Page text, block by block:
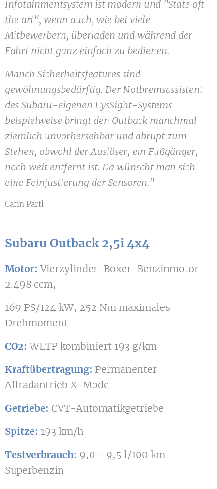
Infotainmentsystem ist modern und "State oft
the art", wenn auch, wie bei viele
Mitbewerbern, überladen und während der
Fahrt nicht ganz einfach zu bedienen.
Manch Sicherheitsfeatures sind
gewöhnungsbedürftig. Der Notbremsassistent
des Subaru-eigenen EysSight-Systems
beispielweise bringt den Outback manchmal
ziemlich unvorhersehbar und abrupt zum
Stehen, obwohl der Auslöser, ein Fußgänger,
noch weit entfernt ist. Da wünscht man sich
eine Feinjustierung der Sensoren."
Carin Partl
Subaru Outback 2,5i 4x4
Motor: Vierzylinder-Boxer-Benzinmotor
2.498 ccm,
169 PS/124 kW, 252 Nm maximales
Drehmoment
CO2: WLTP kombiniert 193 g/km
Kraftübertragung: Permanenter
Allradantrieb X-Mode
Getriebe: CVT-Automatikgetriebe
Spitze: 193 km/h
Testverbrauch: 9,0 - 9,5 l/100 km
Superbenzin